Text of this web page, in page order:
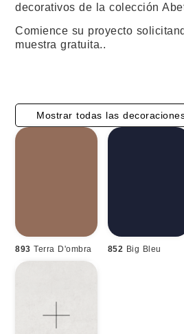
decorativos de la colección
Comience su proyecto
muestra gratuita..
Mostrar todas las
893 Terra D'ombra 852 Big Bleu